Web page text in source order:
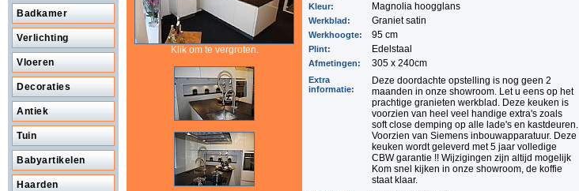
Badkamer
Verlichting
Vloeren
Decoraties
Antiek
Tuin
Babyartikelen
Haarden
Klik om te vergroten.
Kleur: Magnolia hoogglans
Werkblad: Graniet satin
Werkhoogte: 95 cm
Plint: Edelstaal
Afmetingen: 305 x 240cm
Extra
informatie:
Deze doordachte opstelling is nog geen 2
maanden in onze showroom. Let u eens op het
prachtige granieten werkblad. Deze keuken is
voorzien van heel veel handige extra's zoals
soft close demping op alle lade's en kastdeuren.
Voorzien van Siemens inbouwapparatuur. Deze
keuken wordt geleverd met 5 jaar volledige
CBW garantie !! Wijzigingen zijn altijd mogelijk
Kom snel kijken in onze showroom, de koffie
staat klaar.